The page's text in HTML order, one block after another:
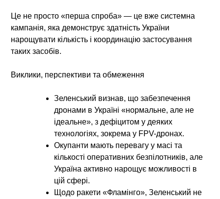
Це не просто «перша спроба» — це вже системна
кампанія, яка демонструє здатність України
нарощувати кількість і координацію застосування
таких засобів.
Виклики, перспективи та обмеження
Зеленський визнав, що забезпечення
дронами в Україні «нормальне, але не
ідеальне», з дефіцитом у деяких
технологіях, зокрема у FPV-дронах.
Окупанти мають перевагу у масі та
кількості оперативних безпілотників, але
Україна активно нарощує можливості в
цій сфері.
Щодо ракети «Фламінго», Зеленський не